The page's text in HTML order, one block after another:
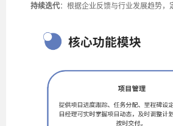
持续迭代：根据企业反馈与行业发展趋势